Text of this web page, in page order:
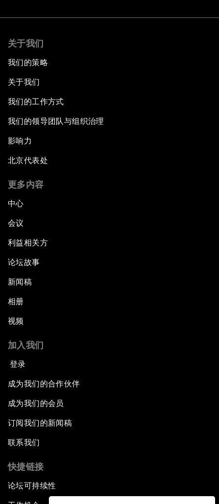
关于我们
我们的策略
关于我们
我们的工作方式
我们的领导团队与组织治理
影响力
北京代表处
更多内容
中心
会议
利益相关方
论坛故事
新闻稿
相册
视频
加入我们
登录
成为我们的合作伙伴
成为我们的会员
订阅我们的新闻稿
联系我们
快捷链接
论坛可持续性